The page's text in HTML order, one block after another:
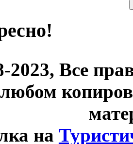
2023, Все
на